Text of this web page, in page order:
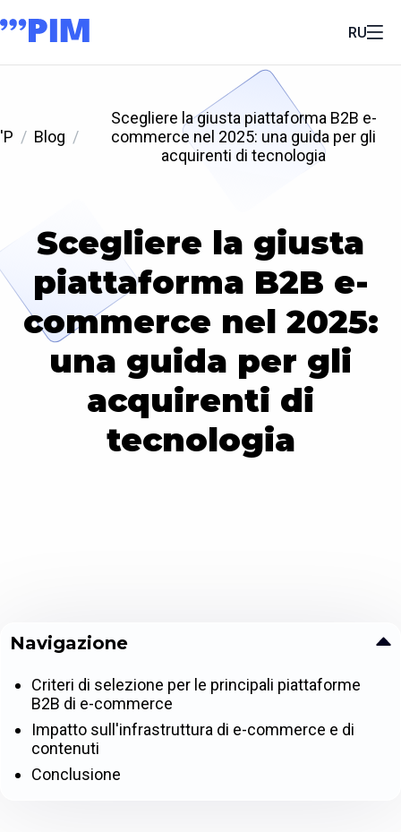
RU
'P Blog
Scegliere la giusta piattaforma B2B e-
commerce nel 2025: una guida per gli
acquirenti di tecnologia
Scegliere la giusta
piattaforma B2B e-
commerce nel 2025:
una guida per gli
acquirenti di
tecnologia
Navigazione
Criteri di selezione per le principali piattaforme
B2B di e-commerce
Impatto sull'infrastruttura di e-commerce e di
contenuti
Conclusione